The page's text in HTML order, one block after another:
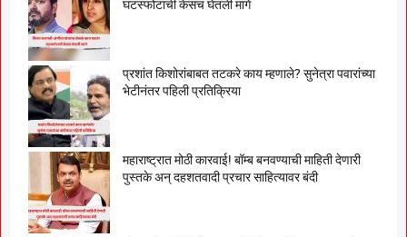
घटस्फोटाची केसच घेतली मागे
प्रशांत किशोरांबाबत तटकरे काय म्हणाले? सुनेत्रा पवारांच्या
भेटीनंतर पहिली प्रतिक्रिया
महाराष्ट्रात मोठी कारवाई! बॉम्ब बनवण्याची माहिती देणारी
पुस्तके अन् दहशतवादी प्रचार साहित्यावर बंदी